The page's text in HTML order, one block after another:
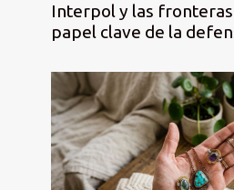
Interpol y las
papel clave de la